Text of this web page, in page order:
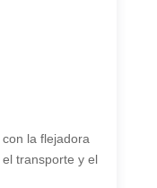
la flejadora
transporte y el